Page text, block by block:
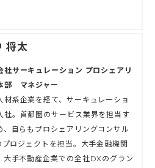
将太
社サーキュレーション プロシェアリ
部 マネジャー
材系企業を経て、サーキュレーショ
社。首都圏のサービス業界を担当す
自らもプロシェアリングコンサル
ロジェクトを担当。大手金融機関
手不動産企業での全社DXのグラン